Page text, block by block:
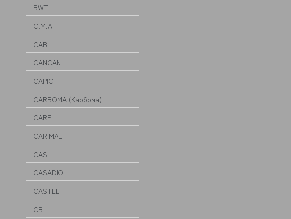
BWT
C.M.A
CAB
CANCAN
CAPIC
CARBOMA (Карбома)
CAREL
CARIMALI
CAS
CASADIO
CASTEL
CB